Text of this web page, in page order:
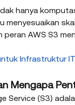
hanya
menyesuaikan
peran AWS S3
Infrastruktur
Mengapa
Service (S3)